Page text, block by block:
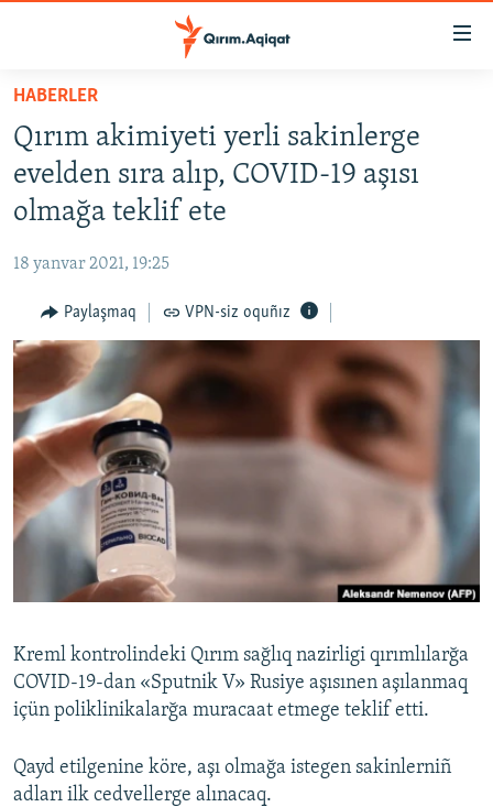
Esas
qaytmaq
Baş
navigatsiyağa
qaytmaq
Qıdıruvğa
qaytmaq
SİYASET
İQTİSADİYAT
MEDENİYET
İNSAN AQLARI
VİDEO
SÜRET
BLOGLAR
FİKİR
Русский
Українською
HABERLER
Qırım akimiyeti yerli sakinlerge
evelden sıra alıp, COVID-19 aşısı
olmağa teklif ete
18 yanvar 2021, 19:25
Paylaşmaq VPN-siz oquñız
Kreml kontrolindeki Qırım sağlıq nazirligi qırımlılarğa
COVID-19-dan «Sputnik V» Rusiye aşısınen aşılanmaq
içün poliklinikalarğa muracaat etmege teklif etti.
Qayd etilgenine köre, aşı olmağa istegen sakinlerniñ
adları ilk cedvellerge alınacaq.